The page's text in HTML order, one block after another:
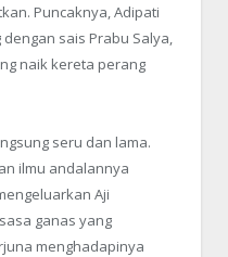
Puncaknya, Adipati
sais Prabu Salya,
naik kereta perang
seru dan lama.
ilmu andalannya
Aji
ganas yang
menghadapinya